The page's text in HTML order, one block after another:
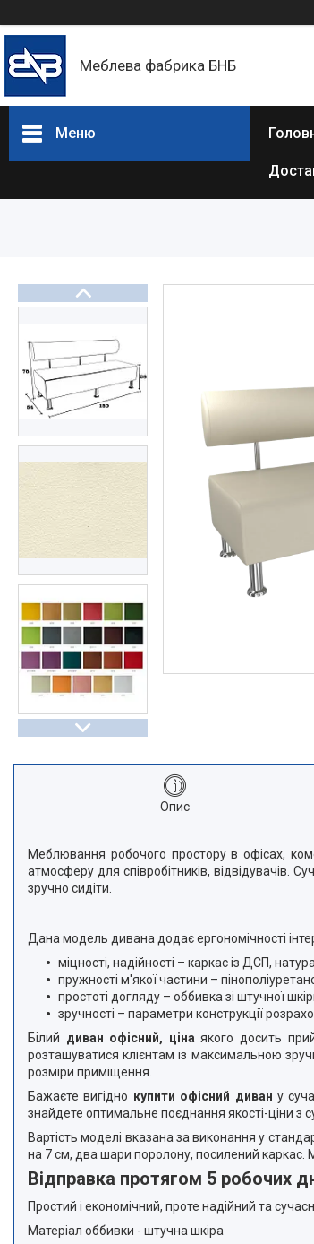
Меблева фабрика БНБ
Меню
Опис
Меблювання робочого простору в офісах,
атмосферу для співробітників, відвідувачів.
зручно сидіти.
Дана модель дивана додає ергономічності
міцності, надійності – каркас із ДСП,
пружності м'якої частини –
простоті догляду – оббивка зі штучної
зручності – параметри конструкції
Білий диван офісний, ціна якого досить
розташуватися клієнтам із максимальною
розміри приміщення.
Бажаєте вигідно купити офісний диван у
знайдете оптимальне поєднання якості-ціни з
Вартість моделі вказана за виконання у
на 7 см, два шари поролону, посилений каркас.
Відправка протягом 5 робочих
Простий і економічний, проте надійний та
Матеріал оббивки - штучна шкіра